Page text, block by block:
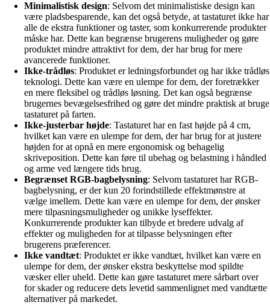
Minimalistisk design: Selvom det minimalistiske design kan
være pladsbesparende, kan det også betyde, at tastaturet ikke har
alle de ekstra funktioner og taster, som konkurrerende produkter
måske har. Dette kan begrænse brugerens muligheder og gøre
produktet mindre attraktivt for dem, der har brug for mere
avancerede funktioner.
Ikke-trådløs: Produktet er ledningsforbundet og har ikke trådløs
teknologi. Dette kan være en ulempe for dem, der foretrækker
en mere fleksibel og trådløs løsning. Det kan også begrænse
brugernes bevægelsesfrihed og gøre det mindre praktisk at bruge
tastaturet på farten.
Ikke-justerbar højde: Tastaturet har en fast højde på 4 cm,
hvilket kan være en ulempe for dem, der har brug for at justere
højden for at opnå en mere ergonomisk og behagelig
skriveposition. Dette kan føre til ubehag og belastning i håndled
og arme ved længere tids brug.
Begrænset RGB-bagbelysning: Selvom tastaturet har RGB-
bagbelysning, er der kun 20 forindstillede effektmønstre at
vælge imellem. Dette kan være en ulempe for dem, der ønsker
mere tilpasningsmuligheder og unikke lyseffekter.
Konkurrerende produkter kan tilbyde et bredere udvalg af
effekter og muligheden for at tilpasse belysningen efter
brugerens præferencer.
Ikke vandtæt: Produktet er ikke vandtæt, hvilket kan være en
ulempe for dem, der ønsker ekstra beskyttelse mod spildte
væsker eller uheld. Dette kan gøre tastaturet mere sårbart over
for skader og reducere dets levetid sammenlignet med vandtætte
alternativer på markedet.